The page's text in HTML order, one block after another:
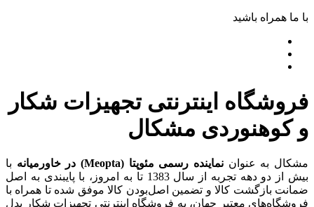
با ما همراه باشید
فروشگاه اینترنتی تجهیزات شکار
و کوهنوردی مشکال
مشکال به عنوان نماینده رسمی مئوپتا (Meopta) در خاورمیانه
با
بیش از دو دهه تجربه از سال 1383 تا به امروز، با پایبندی به اصل
ضمانت بازگشت کالا و تضمین اصل‌بودن کالا موفق شده تا همراه با
فروشگاه‌های معتبر جهان، به فروشگاه اینترنتی تجهیزات شکار بدل